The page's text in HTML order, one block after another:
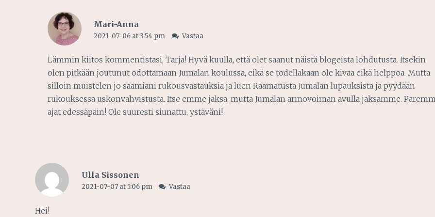
Mari-Anna
2021-07-06 at 3:54 pm Vastaa
Lämmin kiitos kommentistasi, Tarja! Hyvä kuulla, että olet saanut näistä blogeista lohdutusta. Itsekin
olen pitkään joutunut odottamaan Jumalan koulussa, eikä se todellakaan ole kivaa eikä helppoa. Mutta
silloin muistelen jo saamiani rukousvastauksia ja luen Raamatusta Jumalan lupauksista ja pyydään
rukouksessa uskonvahvistusta. Itse emme jaksa, mutta Jumalan armovoiman avulla jaksamme.
ajat edessäpäin! Ole suuresti siunattu, ystäväni!
Ulla Sissonen
2021-07-07 at 5:06 pm Vastaa
Hei!